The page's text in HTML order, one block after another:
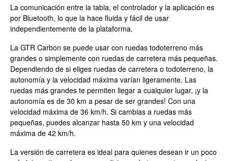
La comunicación entre la tabla, el controlador y la aplicación es
por Bluetooth, lo que la hace fluida y fácil de usar
independientemente de la plataforma.
La GTR Carbon se puede usar con ruedas todoterreno más
grandes o simplemente con ruedas de carretera más pequeñas.
Dependiendo de si eliges ruedas de carretera o todoterreno, la
autonomía y la velocidad máxima varían ligeramente. Las
ruedas más grandes te permiten llegar a cualquier lugar, ¡y la
autonomía es de 30 km a pesar de ser grandes! Con una
velocidad máxima de 36 km/h. Si cambias a ruedas más
pequeñas, puedes alcanzar hasta 50 km y una velocidad
máxima de 42 km/h.
La versión de carretera es ideal para quienes desean ir un poco